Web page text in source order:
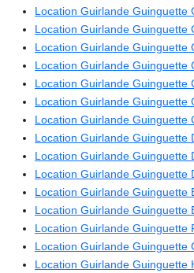
Location Guirlande Guinguette
Location Guirlande Guinguette
Location Guirlande Guinguette
Location Guirlande Guinguette
Location Guirlande Guinguette
Location Guirlande Guinguette
Location Guirlande Guinguette
Location Guirlande Guinguette
Location Guirlande Guinguette
Location Guirlande Guinguette
Location Guirlande Guinguette
Location Guirlande Guinguette
Location Guirlande Guinguette
Location Guirlande Guinguette
Location Guirlande Guinguette